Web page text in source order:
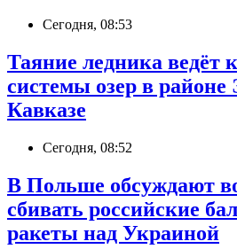
Сегодня, 08:53
Таяние ледника ведёт
системы озер в районе
Кавказе
Сегодня, 08:52
В Польше обсуждают
сбивать российские
ракеты над Украиной